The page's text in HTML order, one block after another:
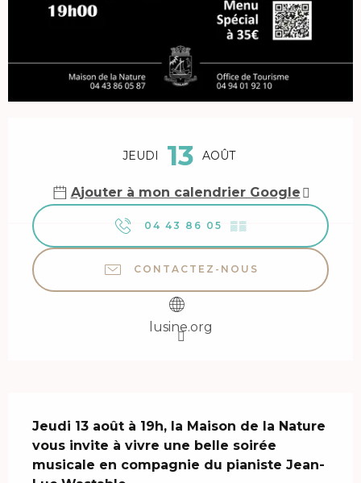
JEUDI 13 AOÛT
Ajouter à mon calendrier Google
04 43 86 05 ▒▒
CONTACTEZ-NOUS
lusine.org
Jeudi 13 août à 19h, la Maison de la Nature
vous invite à vivre une belle soirée
musicale en compagnie du pianiste Jean-